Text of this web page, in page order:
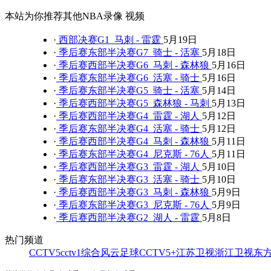
本站为你推荐其他NBA录像 视频
· 西部决赛G1 马刺 - 雷霆 5月19日
· 季后赛东部半决赛G7 骑士 - 活塞 5月18日
· 季后赛西部半决赛G6 马刺 - 森林狼 5月16日
· 季后赛东部半决赛G6 活塞 - 骑士 5月16日
· 季后赛东部半决赛G5 骑士 - 活塞 5月14日
· 季后赛西部半决赛G5 森林狼 - 马刺 5月13日
· 季后赛西部半决赛G4 雷霆 - 湖人 5月12日
· 季后赛东部半决赛G4 活塞 - 骑士 5月12日
· 季后赛西部半决赛G4 马刺 - 森林狼 5月11日
· 季后赛东部半决赛G4 尼克斯 - 76人 5月11日
· 季后赛西部半决赛G3 雷霆 - 湖人 5月10日
· 季后赛东部半决赛G3 活塞 - 骑士 5月10日
· 季后赛西部半决赛G3 马刺 - 森林狼 5月9日
· 季后赛东部半决赛G3 尼克斯 - 76人 5月9日
· 季后赛西部半决赛G2 湖人 - 雷霆 5月8日
热门频道
CCTV5cctv1综合风云足球CCTV5+江苏卫视浙江卫视东